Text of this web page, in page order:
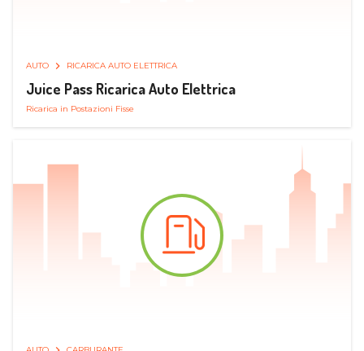
AUTO RICARICA AUTO ELETTRICA
Juice Pass Ricarica Auto Elettrica
Ricarica in Postazioni Fisse